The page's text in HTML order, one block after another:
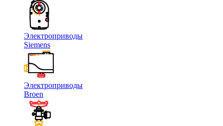
Электроприводы
Siemens
Электроприводы
Broen